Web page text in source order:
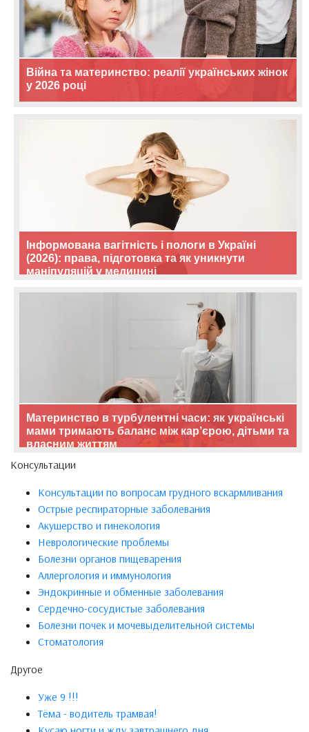
Війна та материнство: реалії українських жінок
у 2026 році
Інформована вагітність і пологи в Україні
(2026): права, підготовка та як уникнути
маніпуляцій у медицині
Материнство в турбулентні часи: як українські
мами тримають баланс між кар’єрою, дітьми та
власним життям
Консультации
Консультации по вопросам грудного вскармливания
Острые респираторные заболевания
Акушерство и гинекология
Неврологические проблемы
Болезни органов пищеварения
Аллергология и иммунология
Эндокринные и обменные заболевания
Сердечно-сосудистые заболевания
Болезни почек и мочевыделительной системы
Стоматология
Другое
Уже 9 !!!
Тёма - водитель трамвая!